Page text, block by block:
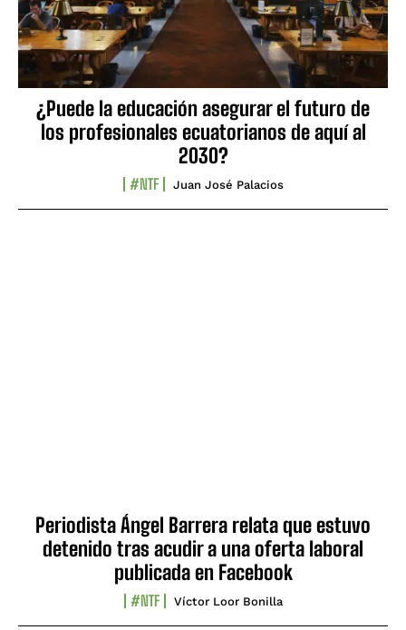
¿Puede la educación asegurar el futuro de
los profesionales ecuatorianos de aquí al
2030?
#NTF Juan José Palacios
Periodista Ángel Barrera relata que estuvo
detenido tras acudir a una oferta laboral
publicada en Facebook
#NTF Víctor Loor Bonilla